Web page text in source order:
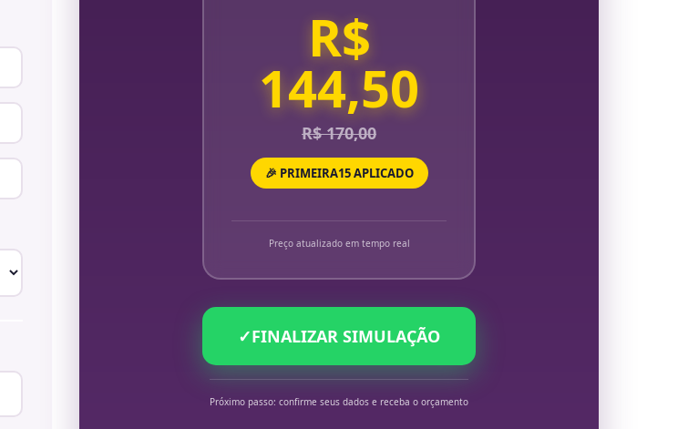
R$
144,50
R$ 170,00
🎉 PRIMEIRA15 APLICADO
Preço atualizado em tempo real
✓FINALIZAR SIMULAÇÃO
Próximo passo: confirme seus dados e receba o orçamento